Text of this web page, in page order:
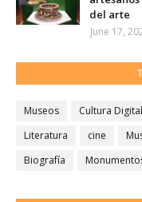
del arte
June 17,
Museos Cultura Digital
Literatura
cine
Biografía